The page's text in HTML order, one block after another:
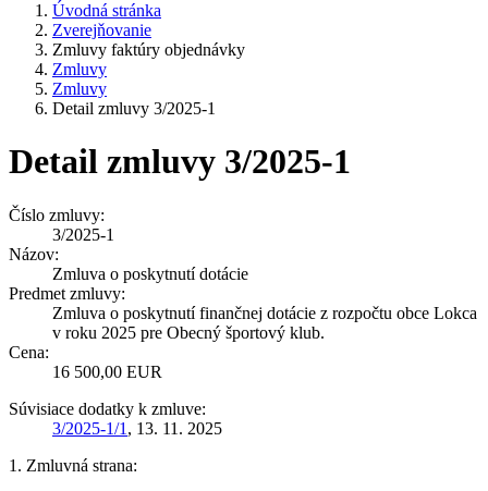
Úvodná stránka
Zverejňovanie
Zmluvy faktúry objednávky
Zmluvy
Zmluvy
Detail zmluvy 3/2025-1
Detail zmluvy 3/2025-1
Číslo zmluvy:
3/2025-1
Názov:
Zmluva o poskytnutí dotácie
Predmet zmluvy:
Zmluva o poskytnutí finančnej dotácie z rozpočtu obce Lokca
v roku 2025 pre Obecný športový klub.
Cena:
16 500,00 EUR
Súvisiace dodatky k zmluve:
3/2025-1/1 , 13. 11. 2025
1. Zmluvná strana: